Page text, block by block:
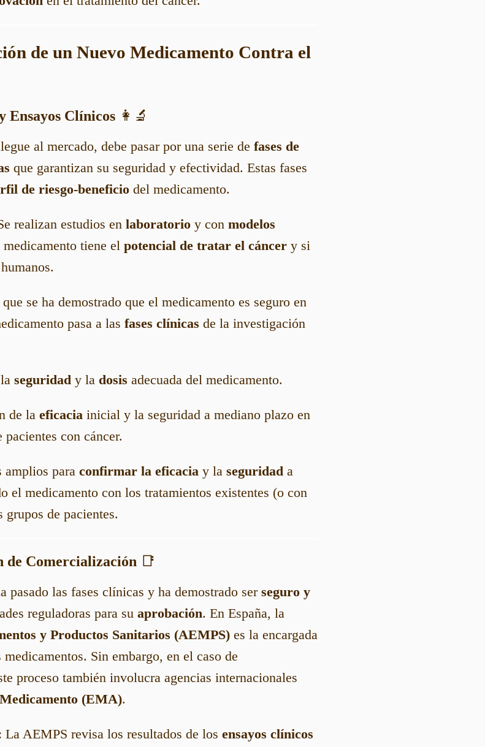
de un Nuevo Medicamento Contra el
Ensayos Clínicos 👩‍🔬
al mercado, debe pasar por una serie de fases de
que garantizan su seguridad y efectividad. Estas fases
de riesgo-beneficio del medicamento.
realizan estudios en laboratorio y con modelos
tiene el potencial de tratar el cáncer y si
se ha demostrado que el medicamento es seguro en
pasa a las fases clínicas de la investigación
seguridad y la dosis adecuada del medicamento.
de la eficacia inicial y la seguridad a mediano plazo en
con cáncer.
amplios para confirmar la eficacia y la seguridad a
el medicamento con los tratamientos existentes (o con
grupos de pacientes.
de Comercialización 📑
pasado las fases clínicas y ha demostrado ser seguro y
reguladoras para su aprobación. En España, la
y Productos Sanitarios (AEMPS) es la encargada
Sin embargo, en el caso de
proceso también involucra agencias internacionales
(EMA).
La AEMPS revisa los resultados de los ensayos clínicos